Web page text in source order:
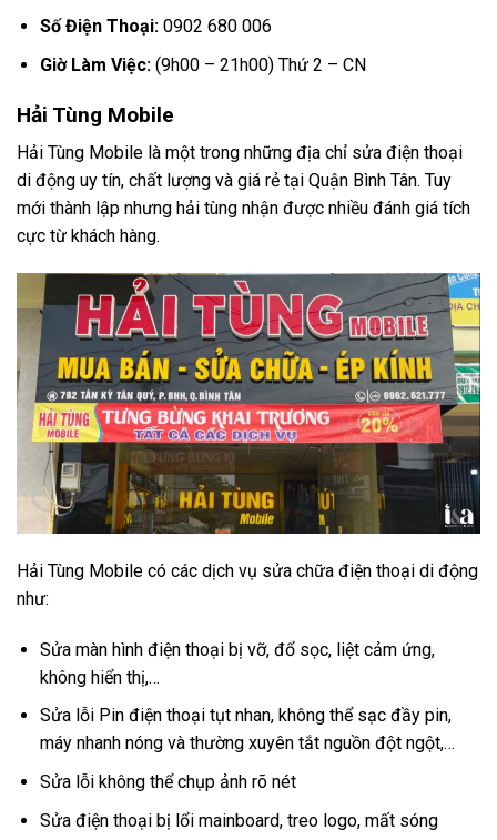
Số Điện Thoại:0902 680 006
Giờ Làm Việc:(9h00 – 21h00) Thứ 2 – CN
Hải Tùng Mobile
Hải Tùng Mobile là một trong những địa chỉ sửa điện thoại
di động uy tín, chất lượng và giá rẻ tại Quận Bình Tân. Tuy
mới thành lập nhưng hải tùng nhận được nhiều đánh giá tích
cực từ khách hàng.
Hải Tùng Mobile có các dịch vụ sửa chữa điện thoại di động
như:
Sửa màn hình điện thoại bị vỡ, đổ sọc, liệt cảm ứng,
không hiển thị,…
Sửa lỗi Pin điện thoại tụt nhan, không thể sạc đầy pin,
máy nhanh nóng và thường xuyên tắt nguồn đột ngột,…
Sửa lỗi không thể chụp ảnh rõ nét
Sửa điện thoại bị lổi mainboard, treo logo, mất sóng